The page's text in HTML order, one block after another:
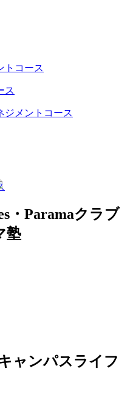
トコース
ス
ジメントコース
・Paramaクラブ
塾
ャンパスライフ